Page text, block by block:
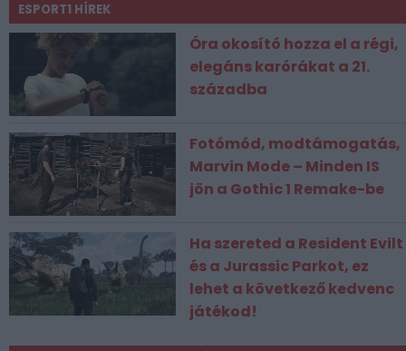
ESPORT1 HÍREK
Óra okosító hozza el a régi,
elegáns karórákat a 21.
századba
Fotómód, modtámogatás,
Marvin Mode – Minden IS
jön a Gothic 1 Remake-be
Ha szereted a Resident Evilt
és a Jurassic Parkot, ez
lehet a következő kedvenc
játékod!